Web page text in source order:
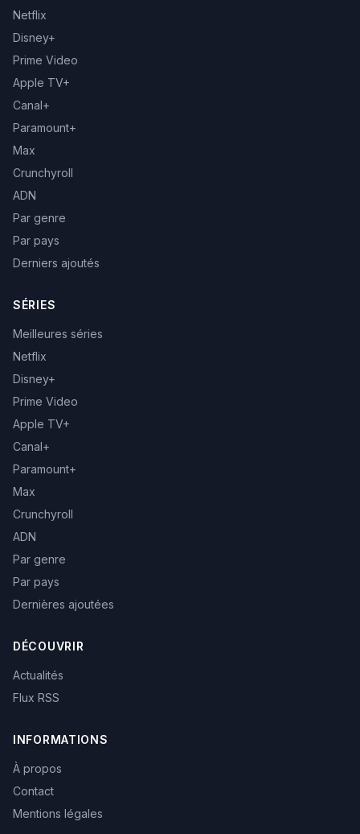
Netflix
Disney+
Prime Video
Apple TV+
Canal+
Paramount+
Max
Crunchyroll
ADN
Par genre
Par pays
Derniers ajoutés
SÉRIES
Meilleures séries
Netflix
Disney+
Prime Video
Apple TV+
Canal+
Paramount+
Max
Crunchyroll
ADN
Par genre
Par pays
Dernières ajoutées
DÉCOUVRIR
Actualités
Flux RSS
INFORMATIONS
À propos
Contact
Mentions légales